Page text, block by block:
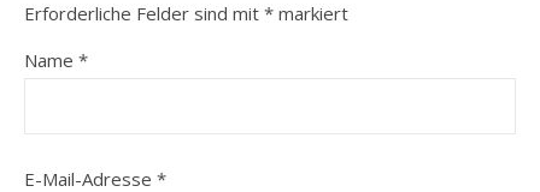
Erforderliche Felder sind mit * markiert
Name *
E-Mail-Adresse *